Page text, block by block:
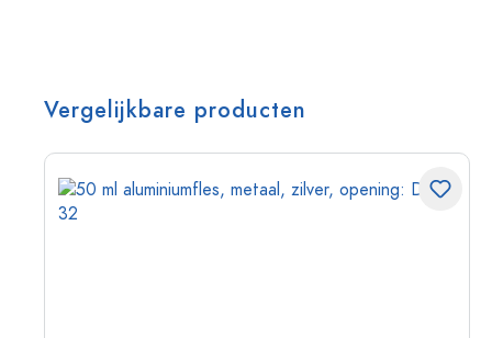
Vergelijkbare producten